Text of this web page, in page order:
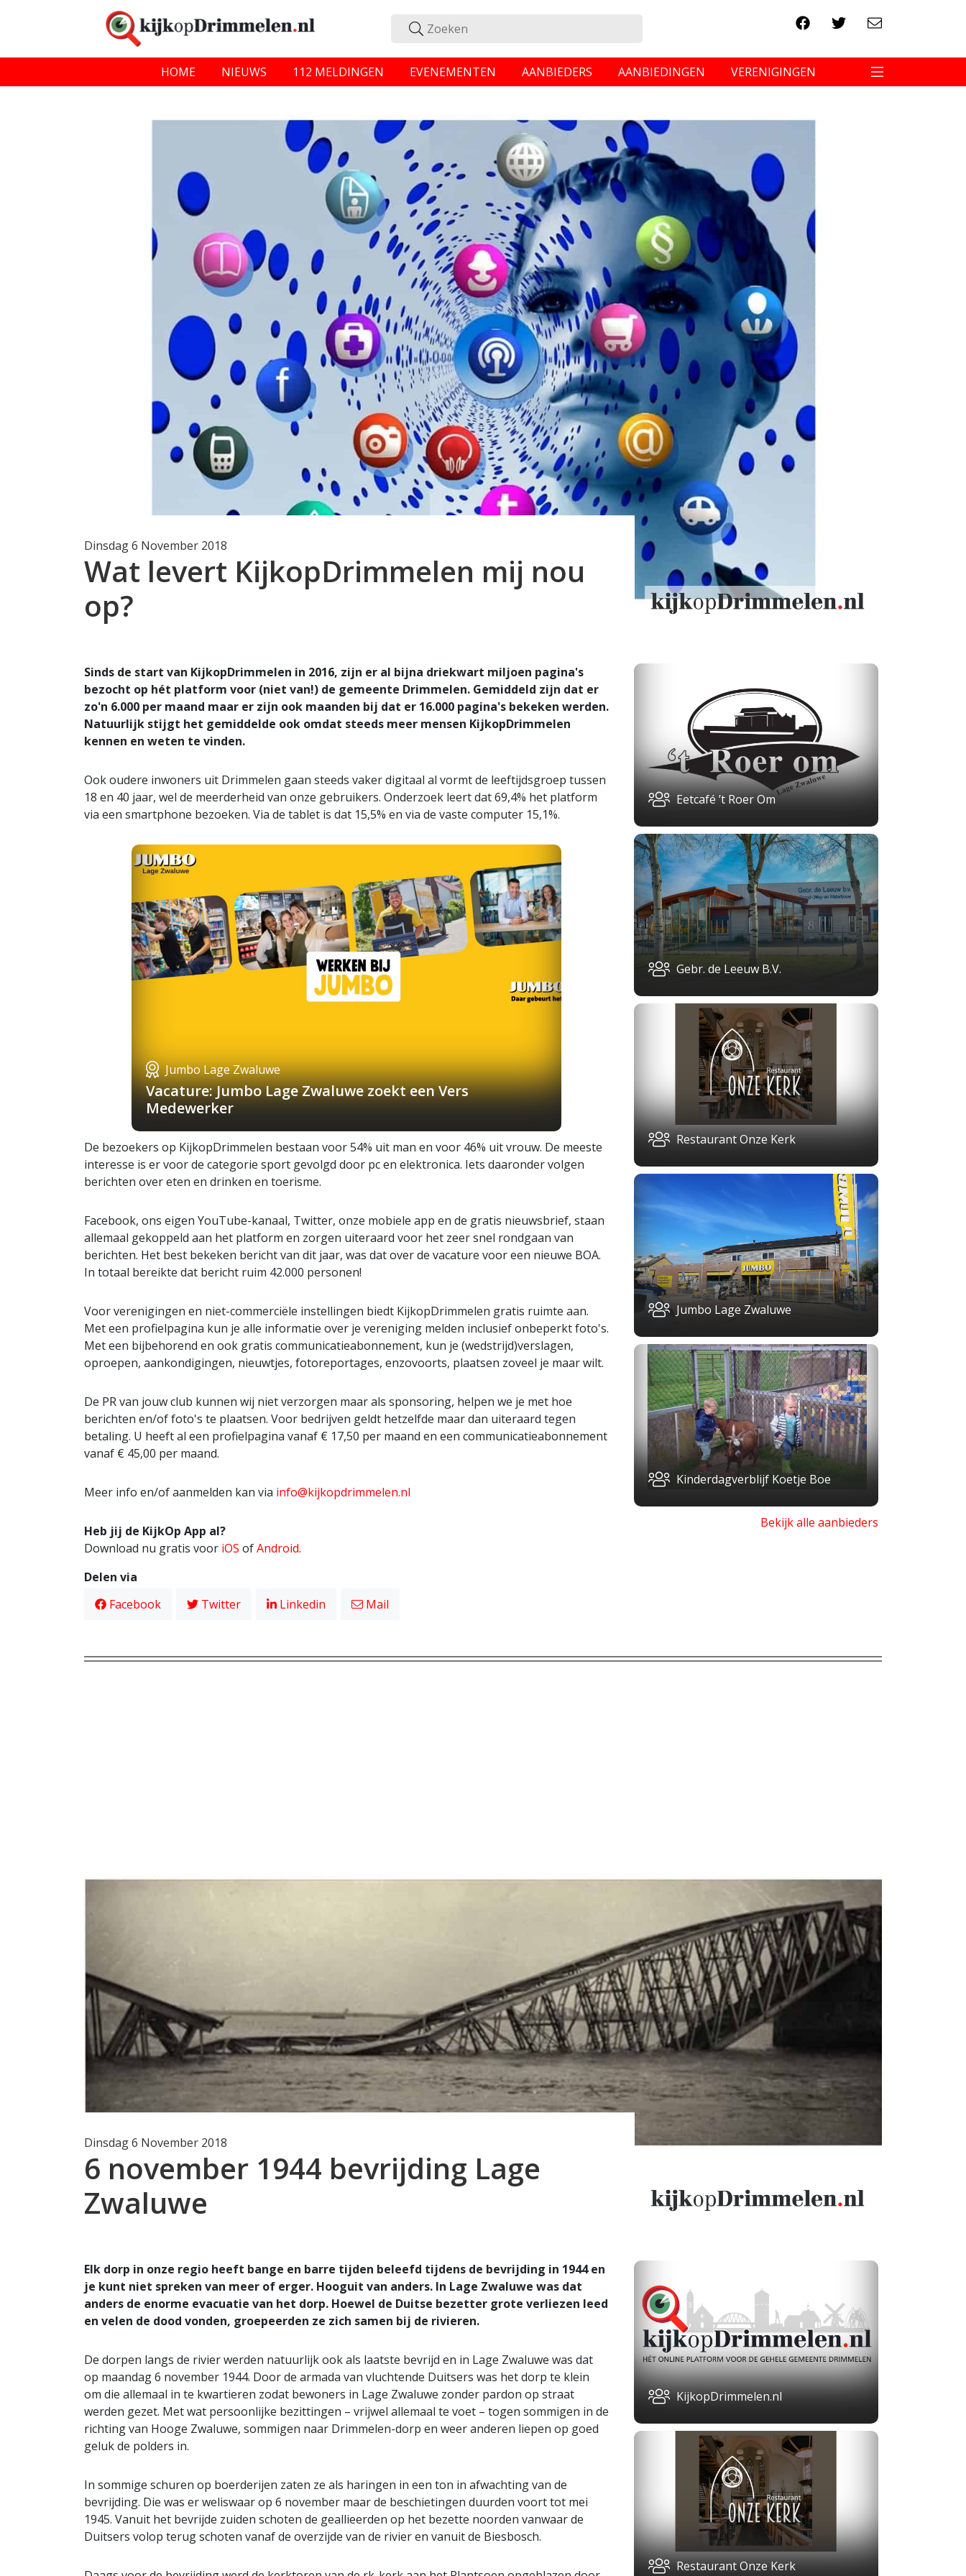
HOME NIEUWS 112 MELDINGEN EVENEMENTEN AANBIEDERS AANBIEDINGEN VERENIGINGEN
Dinsdag 6 November 2018
Wat levert KijkopDrimmelen mij nou
op?
Sinds de start van KijkopDrimmelen in 2016, zijn er al bijna driekwart miljoen pagina's
bezocht op hét platform voor (niet van!) de gemeente Drimmelen. Gemiddeld zijn dat er
zo'n 6.000 per maand maar er zijn ook maanden bij dat er 16.000 pagina's bekeken werden.
Natuurlijk stijgt het gemiddelde ook omdat steeds meer mensen KijkopDrimmelen
kennen en weten te vinden.
Ook oudere inwoners uit Drimmelen gaan steeds vaker digitaal al vormt de leeftijdsgroep tussen
18 en 40 jaar, wel de meerderheid van onze gebruikers. Onderzoek leert dat 69,4% het platform
via een smartphone bezoeken. Via de tablet is dat 15,5% en via de vaste computer 15,1%.
Jumbo Lage Zwaluwe
Vacature: Jumbo Lage Zwaluwe zoekt een Vers
Medewerker
De bezoekers op KijkopDrimmelen bestaan voor 54% uit man en voor 46% uit vrouw. De meeste
interesse is er voor de categorie sport gevolgd door pc en elektronica. Iets daaronder volgen
berichten over eten en drinken en toerisme.
Facebook, ons eigen YouTube-kanaal, Twitter, onze mobiele app en de gratis nieuwsbrief, staan
allemaal gekoppeld aan het platform en zorgen uiteraard voor het zeer snel rondgaan van
berichten. Het best bekeken bericht van dit jaar, was dat over de vacature voor een nieuwe BOA.
In totaal bereikte dat bericht ruim 42.000 personen!
Voor verenigingen en niet-commerciële instellingen biedt KijkopDrimmelen gratis ruimte aan.
Met een profielpagina kun je alle informatie over je vereniging melden inclusief onbeperkt foto's.
Met een bijbehorend en ook gratis communicatieabonnement, kun je (wedstrijd)verslagen,
oproepen, aankondigingen, nieuwtjes, fotoreportages, enzovoorts, plaatsen zoveel je maar wilt.
De PR van jouw club kunnen wij niet verzorgen maar als sponsoring, helpen we je met hoe
berichten en/of foto's te plaatsen. Voor bedrijven geldt hetzelfde maar dan uiteraard tegen
betaling. U heeft al een profielpagina vanaf € 17,50 per maand en een communicatieabonnement
vanaf € 45,00 per maand.
Meer info en/of aanmelden kan via info@kijkopdrimmelen.nl
Heb jij de KijkOp App al?
Download nu gratis voor iOS ofAndroid.
Delen via
Facebook
Twitter Linkedin Mail
Eetcafé ’t Roer Om
Gebr. de Leeuw B.V.
Restaurant Onze Kerk
Jumbo Lage Zwaluwe
Kinderdagverblijf Koetje Boe
Bekijk alle aanbieders
Dinsdag 6 November 2018
6 november 1944 bevrijding Lage
Zwaluwe
Elk dorp in onze regio heeft bange en barre tijden beleefd tijdens de bevrijding in 1944 en
je kunt niet spreken van meer of erger. Hooguit van anders. In Lage Zwaluwe was dat
anders de enorme evacuatie van het dorp. Hoewel de Duitse bezetter grote verliezen leed
en velen de dood vonden, groepeerden ze zich samen bij de rivieren.
De dorpen langs de rivier werden natuurlijk ook als laatste bevrijd en in Lage Zwaluwe was dat
op maandag 6 november 1944. Door de armada van vluchtende Duitsers was het dorp te klein
om die allemaal in te kwartieren zodat bewoners in Lage Zwaluwe zonder pardon op straat
werden gezet. Met wat persoonlijke bezittingen – vrijwel allemaal te voet – togen sommigen in de
richting van Hooge Zwaluwe, sommigen naar Drimmelen-dorp en weer anderen liepen op goed
geluk de polders in.
In sommige schuren op boerderijen zaten ze als haringen in een ton in afwachting van de
bevrijding. Die was er weliswaar op 6 november maar de beschietingen duurden voort tot mei
1945. Vanuit het bevrijde zuiden schoten de geallieerden op het bezette noorden vanwaar de
Duitsers volop terug schoten vanaf de overzijde van de rivier en vanuit de Biesbosch.
KijkopDrimmelen.nl
Restaurant Onze Kerk